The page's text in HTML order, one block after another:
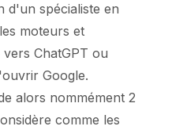
d'un spécialiste en
moteurs et
ChatGPT ou
Google.
alors nommément 2
comme les